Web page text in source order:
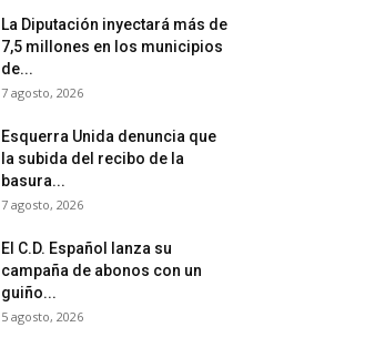
La Diputación inyectará más de
7,5 millones en los municipios
de...
7 agosto, 2026
Esquerra Unida denuncia que
la subida del recibo de la
basura...
7 agosto, 2026
El C.D. Español lanza su
campaña de abonos con un
guiño...
5 agosto, 2026